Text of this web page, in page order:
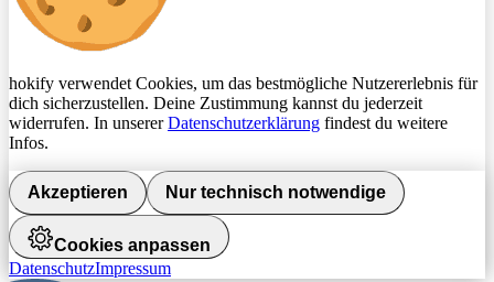
hokify verwendet Cookies, um das bestmögliche Nutzererlebnis für
dich sicherzustellen. Deine Zustimmung kannst du jederzeit
widerrufen. In unsererDatenschutzerklärung findest du weitere
Infos.
Akzeptieren Nur technisch notwendige
Cookies anpassen
DatenschutzImpressum